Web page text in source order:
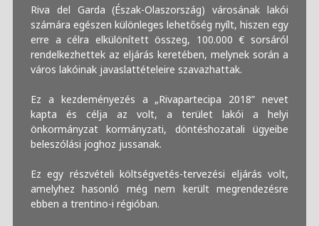
Riva del Garda (Észak-Olaszország) városának lakói
számára egészen különleges lehetőség nyílt, hiszen egy
erre a célra elkülönített összeg, 100.000 € sorsáról
rendelkezhettek az eljárás keretében, melynek során a
város lakóinak javaslattételeire szavazhattak.
Ez a kezdeményezés a „Rivapartecipa 2018” nevet
kapta és célja az volt, a terület lakói a helyi
önkormányzat kormányzati, döntéshozatali ügyeibe
beleszólási joghoz jussanak.
Ez egy részvételi költségvetés-tervezési eljárás volt,
amelyhez hasonló még nem került megrendezésre
ebben a trentino-i régióban.